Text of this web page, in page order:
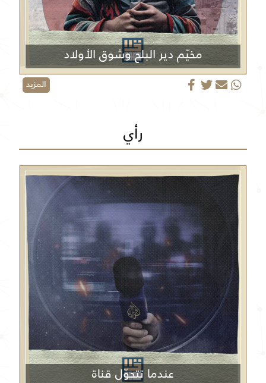
مخيّم دير البلح وشوق الأولاد
المزيد
رأي
عندما تتحوّل قناة